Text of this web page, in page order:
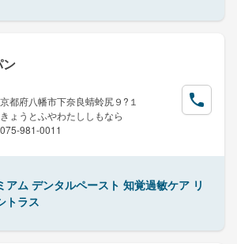
ン
京都府八幡市下奈良蜻蛉尻９?１
きょうとふやわたししもなら
075-981-0011
アム デンタルペースト 知覚過敏ケア リ
トラス